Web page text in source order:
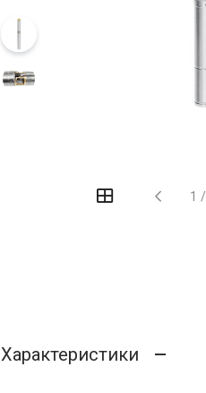
1 /
Характеристики